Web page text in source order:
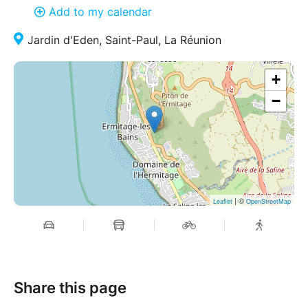
NB : Si vous optez pour le règlement sur place,
pensez à prévoir des espèces.
Merci de votre compréhension ;)
Add to my calendar
Jardin d'Eden, Saint-Paul, La Réunion
+
−
Leaflet | ©OpenStreetMap
Share this page